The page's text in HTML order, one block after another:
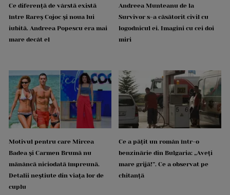
Ce diferență de vârstă există
între Rareș Cojoc și noua lui
iubită. Andreea Popescu era mai
mare decât el
Andreea Munteanu de la
Survivor s-a căsătorit civil cu
logodnicul ei. Imagini cu cei doi
miri
Motivul pentru care Mircea
Badea și Carmen Brumă nu
mănâncă niciodată împreună.
Detalii neștiute din viața lor de
cuplu
Ce a pățit un român într-o
benzinărie din Bulgaria: „Aveți
mare grijă!”. Ce a observat pe
chitanță